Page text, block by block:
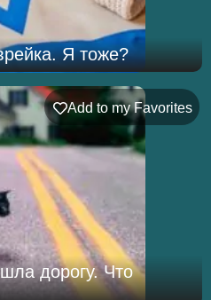
Я тоже?
Add to my Favorites
дорогу. Что